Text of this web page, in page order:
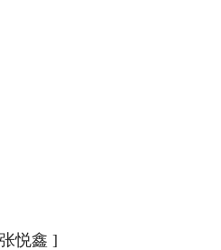
悦鑫 ]